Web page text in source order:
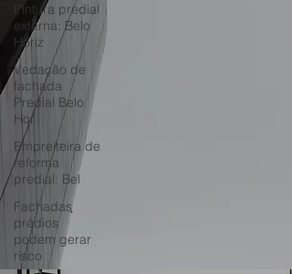
Pintura predial
externa: Belo
Horiz
Vedação de
fachada
Predial Belo
Hor
Empreiteira de
reforma
predial: Bel
Fachadas
prédios
podem gerar
risco